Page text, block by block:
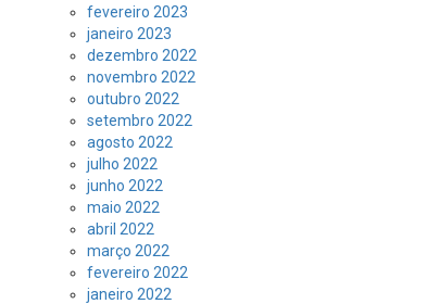
fevereiro 2023
janeiro 2023
dezembro 2022
novembro 2022
outubro 2022
setembro 2022
agosto 2022
julho 2022
junho 2022
maio 2022
abril 2022
março 2022
fevereiro 2022
janeiro 2022